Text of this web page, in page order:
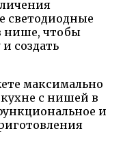
светодиодные
нише, чтобы
создать
максимально
кухне с нишей в
и